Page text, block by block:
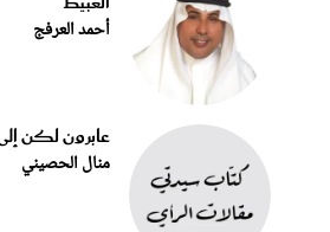
أحمد العرفج
عابرون لكن
منال الحصيني